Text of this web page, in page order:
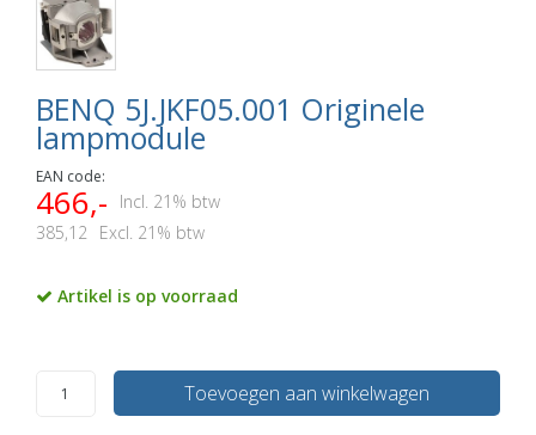
BENQ 5J.JKF05.001 Originele
lampmodule
EAN code:
466,-
Incl. 21% btw
385,12
Excl. 21% btw
Artikel is op voorraad
Toevoegen aan winkelwagen